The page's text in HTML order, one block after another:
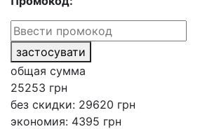
застосувати
общая сумма
25253 грн
без скидки: 29620 грн
экономия: 4395 грн